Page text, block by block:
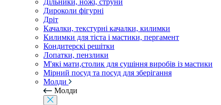
Дільники, ножі, струни
Дироколи фігурні
Дріт
Качалки, текстурні качалки, килимки
Килимки для тіста і мастики, пергамент
Кондитерскі решітки
Лопатки, пензлики
М'які мати,столик для сушіння виробів із мастики
Мірний посуд та посуд для зберігання
Молди
Молди